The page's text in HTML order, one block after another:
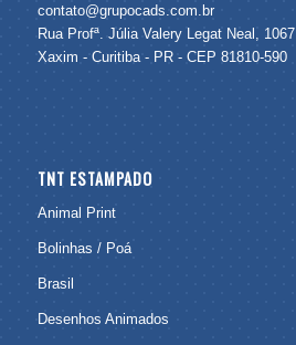
contato@grupocads.com.br
Rua Profª. Júlia Valery Legat Neal, 1067
Xaxim - Curitiba - PR - CEP 81810-590
TNT ESTAMPADO
Animal Print
Bolinhas / Poá
Brasil
Desenhos Animados